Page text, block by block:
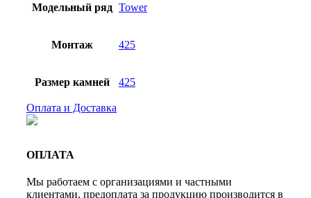
Модельный ряд Tower
Монтаж 425
Размер камней 425
Оплата и Доставка
ОПЛАТА
Мы работаем с организациями и частными
клиентами, предоплата за продукцию производится в